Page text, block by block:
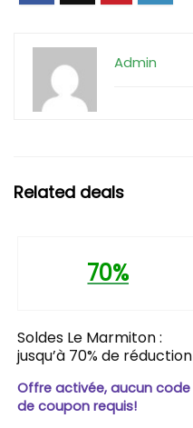
Admin
Related deals
70%
Soldes Le Marmiton :
jusqu’à 70% de réduction
Offre activée, aucun code
de coupon requis!